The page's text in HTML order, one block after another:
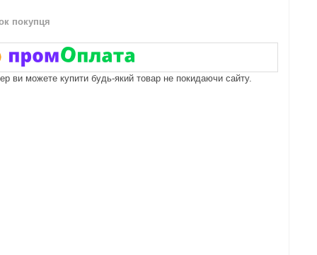
покупця
ви можете купити будь-який товар не покидаючи сайту.